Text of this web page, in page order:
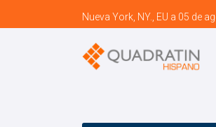
Nueva York, NY., EU a 05 de